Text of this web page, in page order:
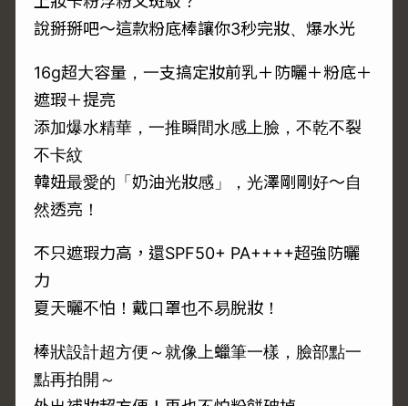
說掰掰吧～這款粉底棒讓你3秒完妝、爆水光
16g超大容量，一支搞定妝前乳＋防曬＋粉底＋
遮瑕＋提亮
添加爆水精華，一推瞬間水感上臉，不乾不裂
不卡紋
韓妞最愛的「奶油光妝感」，光澤剛剛好～自
然透亮！
不只遮瑕力高，還SPF50+ PA++++超強防曬
力
夏天曬不怕！戴口罩也不易脫妝！
棒狀設計超方便～就像上蠟筆一樣，臉部點一
點再拍開～